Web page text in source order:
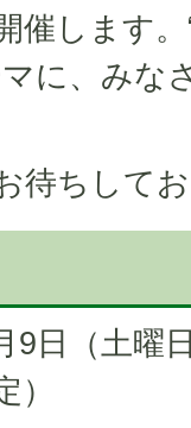
催します
に、みな
待ちして
9日（土曜